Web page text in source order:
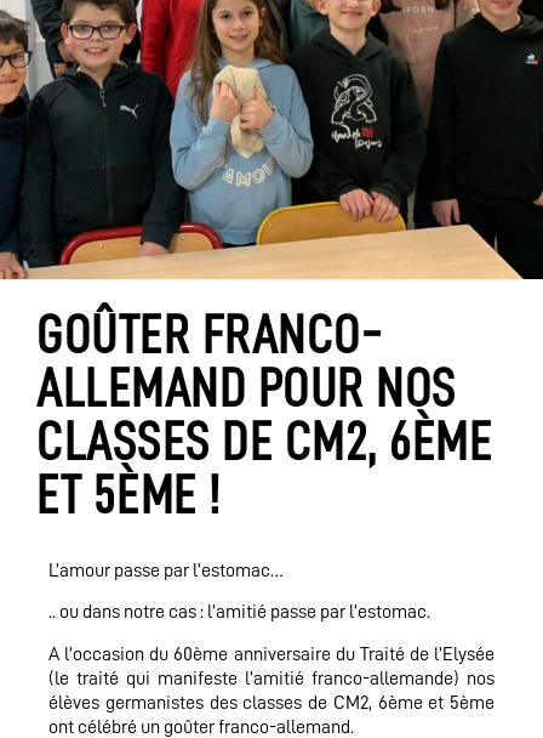
GOÛTER FRANCO-
ALLEMAND POUR NOS
CLASSES DE CM2, 6ÈME
ET 5ÈME !
L’amour passe par l’estomac…
.. ou dans notre cas : l’amitié passe par l’estomac.
A l’occasion du 60ème anniversaire du Traité de l’Elysée
(le traité qui manifeste l’amitié franco-allemande) nos
élèves germanistes des classes de CM2, 6ème et 5ème
ont célébré un goûter franco-allemand.